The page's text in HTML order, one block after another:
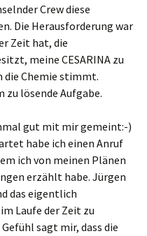
Crew diese
Die Herausforderung war
Zeit hat, die
meine CESARINA zu
die Chemie stimmt.
zu lösende Aufgabe.
gut mit mir gemeint:-)
habe ich einen Anruf
ich von meinen Plänen
erzählt habe. Jürgen
das eigentlich
Laufe der Zeit zu
sagt mir, dass die